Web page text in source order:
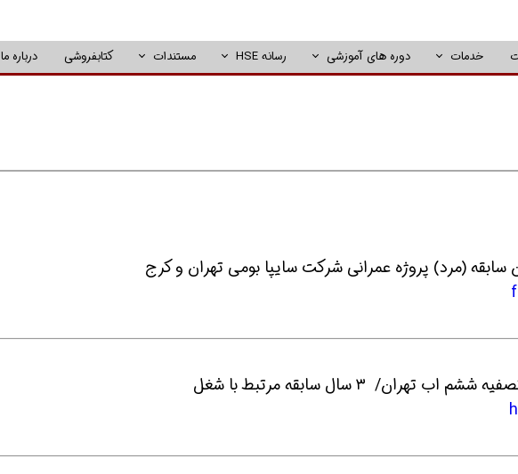
خدمات دوره های آموزشی رسانه HSE
پادکست Safety Cast
مستندات کتابفروشی درباره ما